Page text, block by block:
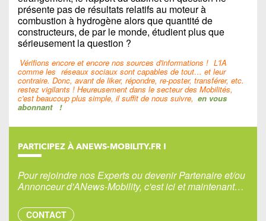
présente pas de résultats relatifs au moteur à
combustion à hydrogène alors que quantité de
constructeurs, de par le monde, étudient plus que
sérieusement la question ?
Vérifions encore et encore nos sources d'informations ! L'IA
comme les réseaux sociaux sont capables de tout… et leur
contraire. Donc, avant de liker, répondre, re-poster, transférer, etc.
restez vigilants ! Heureusement dans le secteur des Mobilités,
c'est beaucoup plus simple, il suffit de nous suivre, en vous
abonnant !
PARTICIPEZ À ANEWS-MOBILITY.FR !
Pour rejoindre nos Experts ou devenir Partenaire et/ou
Annonceur d'ANews-Mobility, c'est ici et maintenant…
CONTACT